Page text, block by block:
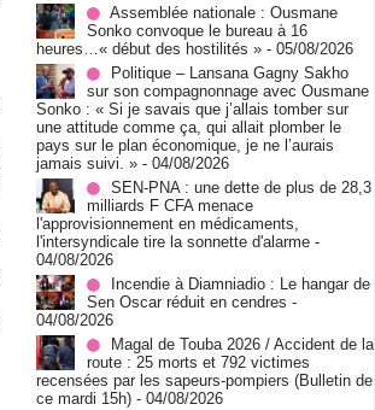
Assemblée nationale : Ousmane
Sonko convoque le bureau à 16
heures…« début des hostilités » - 05/08/2026
Politique – Lansana Gagny Sakho
sur son compagnonnage avec Ousmane
Sonko : « Si je savais que j’allais tomber sur
une attitude comme ça, qui allait plomber le
pays sur le plan économique, je ne l’aurais
jamais suivi. » - 04/08/2026
SEN-PNA : une dette de plus de 28,3
milliards F CFA menace
l'approvisionnement en médicaments,
l'intersyndicale tire la sonnette d'alarme -
04/08/2026
Incendie à Diamniadio : Le hangar de
Sen Oscar réduit en cendres -
04/08/2026
Magal de Touba 2026 / Accident de la
route : 25 morts et 792 victimes
recensées par les sapeurs-pompiers (Bulletin de
ce mardi 15h) - 04/08/2026